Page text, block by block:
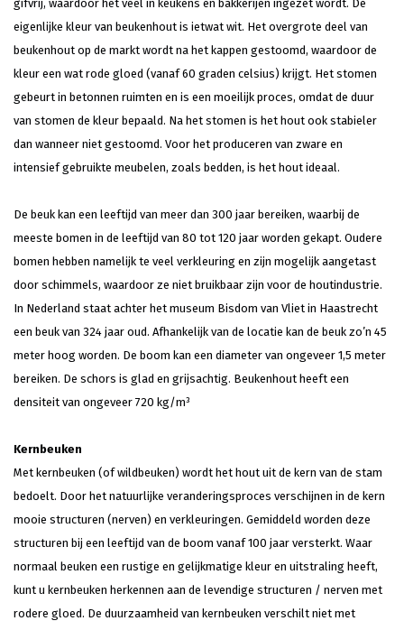
gifvrij, waardoor het veel in keukens en bakkerijen ingezet wordt. De
eigenlijke kleur van beukenhout is ietwat wit. Het overgrote deel van
beukenhout op de markt wordt na het kappen gestoomd, waardoor de
kleur een wat rode gloed (vanaf 60 graden celsius) krijgt. Het stomen
gebeurt in betonnen ruimten en is een moeilijk proces, omdat de duur
van stomen de kleur bepaald. Na het stomen is het hout ook stabieler
dan wanneer niet gestoomd. Voor het produceren van zware en
intensief gebruikte meubelen, zoals bedden, is het hout ideaal.
De beuk kan een leeftijd van meer dan 300 jaar bereiken, waarbij de
meeste bomen in de leeftijd van 80 tot 120 jaar worden gekapt. Oudere
bomen hebben namelijk te veel verkleuring en zijn mogelijk aangetast
door schimmels, waardoor ze niet bruikbaar zijn voor de houtindustrie.
In Nederland staat achter het museum Bisdom van Vliet in Haastrecht
een beuk van 324 jaar oud. Afhankelijk van de locatie kan de beuk zo’n 45
meter hoog worden. De boom kan een diameter van ongeveer 1,5 meter
bereiken. De schors is glad en grijsachtig. Beukenhout heeft een
densiteit van ongeveer 720 kg/m³
Kernbeuken
Met kernbeuken (of wildbeuken) wordt het hout uit de kern van de stam
bedoelt. Door het natuurlijke veranderingsproces verschijnen in de kern
mooie structuren (nerven) en verkleuringen. Gemiddeld worden deze
structuren bij een leeftijd van de boom vanaf 100 jaar versterkt. Waar
normaal beuken een rustige en gelijkmatige kleur en uitstraling heeft,
kunt u kernbeuken herkennen aan de levendige structuren / nerven met
rodere gloed. De duurzaamheid van kernbeuken verschilt niet met